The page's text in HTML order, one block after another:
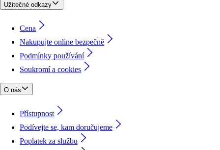
Užitečné odkazy
Cena
Nakupujte online bezpečně
Podmínky používání
Soukromí a cookies
O nás
Přístupnost
Podívejte se, kam doručujeme
Poplatek za službu